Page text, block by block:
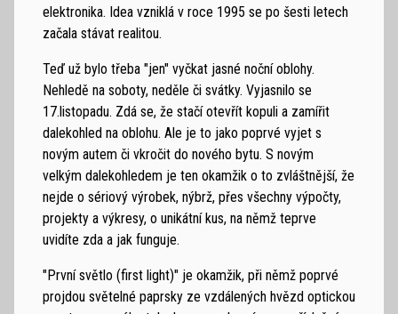
elektronika. Idea vzniklá v roce 1995 se po šesti letech
začala stávat realitou.
Teď už bylo třeba "jen" vyčkat jasné noční oblohy.
Nehledě na soboty, neděle či svátky. Vyjasnilo se
17.listopadu. Zdá se, že stačí otevřít kopuli a zamířit
dalekohled na oblohu. Ale je to jako poprvé vyjet s
novým autem či vkročit do nového bytu. S novým
velkým dalekohledem je ten okamžik o to zvláštnější, že
nejde o sériový výrobek, nýbrž, přes všechny výpočty,
projekty a výkresy, o unikátní kus, na němž teprve
uvidíte zda a jak funguje.
"První světlo (first light)" je okamžik, při němž poprvé
projdou světelné paprsky ze vzdálených hvězd optickou